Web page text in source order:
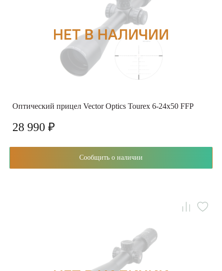
Оптический прицел Vector Optics Tourex 6-24x50 FFP
28 990 ₽
Сообщить о наличии